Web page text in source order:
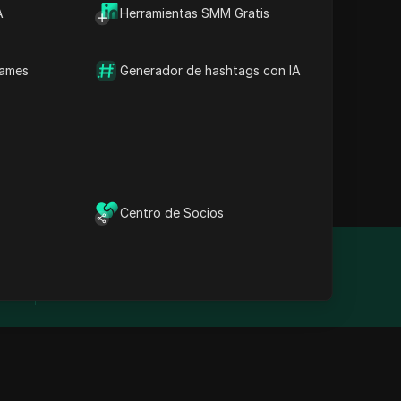
Herramientas SMM Gratis
Generador de hashtags con IA
Centro de Socios
HTTP y SOCKS5.
servidores ubicados
requiere ninguna
los niveles. Además,
lo que lo